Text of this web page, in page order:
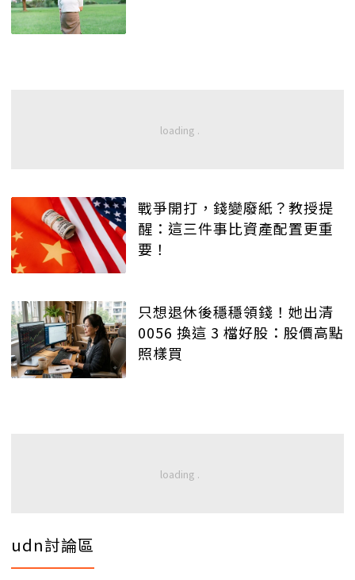
戰爭開打，錢變廢紙？教授提
醒：這三件事比資產配置更重
要！
只想退休後穩穩領錢！她出清
0056 換這 3 檔好股：股價高點
照樣買
udn討論區